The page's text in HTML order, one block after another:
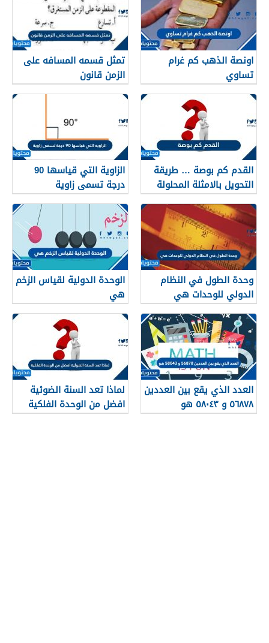
اونصة الذهب كم غرام
تساوي
تمثل قسمه المسافه على
الزمن قانون
القدم كم بوصة … طريقة
التحويل بالامثلة المحلولة
الزاوية التي قياسها 90
درجة تسمى زاوية
وحدة الطول في النظام
الدولي للوحدات هي
الوحدة الدولية لقياس الزخم
هي
العدد الذي يقع بين العددين
٥٦٨٧٨ و ٥٨٠٤٣ هو
لماذا تعد السنة الضوئية
افضل من الوحدة الفلكية